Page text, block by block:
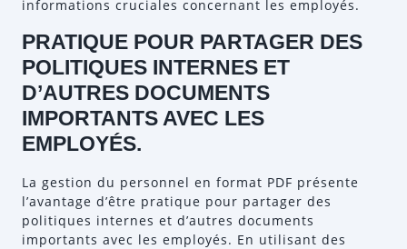
informations cruciales concernant les employés.
PRATIQUE POUR PARTAGER DES
POLITIQUES INTERNES ET
D’AUTRES DOCUMENTS
IMPORTANTS AVEC LES
EMPLOYÉS.
La gestion du personnel en format PDF présente
l’avantage d’être pratique pour partager des
politiques internes et d’autres documents
importants avec les employés. En utilisant des